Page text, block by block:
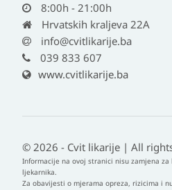
8:00h - 21:00h
Hrvatskih kraljeva 22A
info@cvitlikarije.ba
039 833 607
www.cvitlikarije.ba
© 2026 - Cvit likarije | All
Informacije na ovoj stranici nisu zamjena
ljekarnika.
Za obavijesti o mjerama opreza, rizicima i